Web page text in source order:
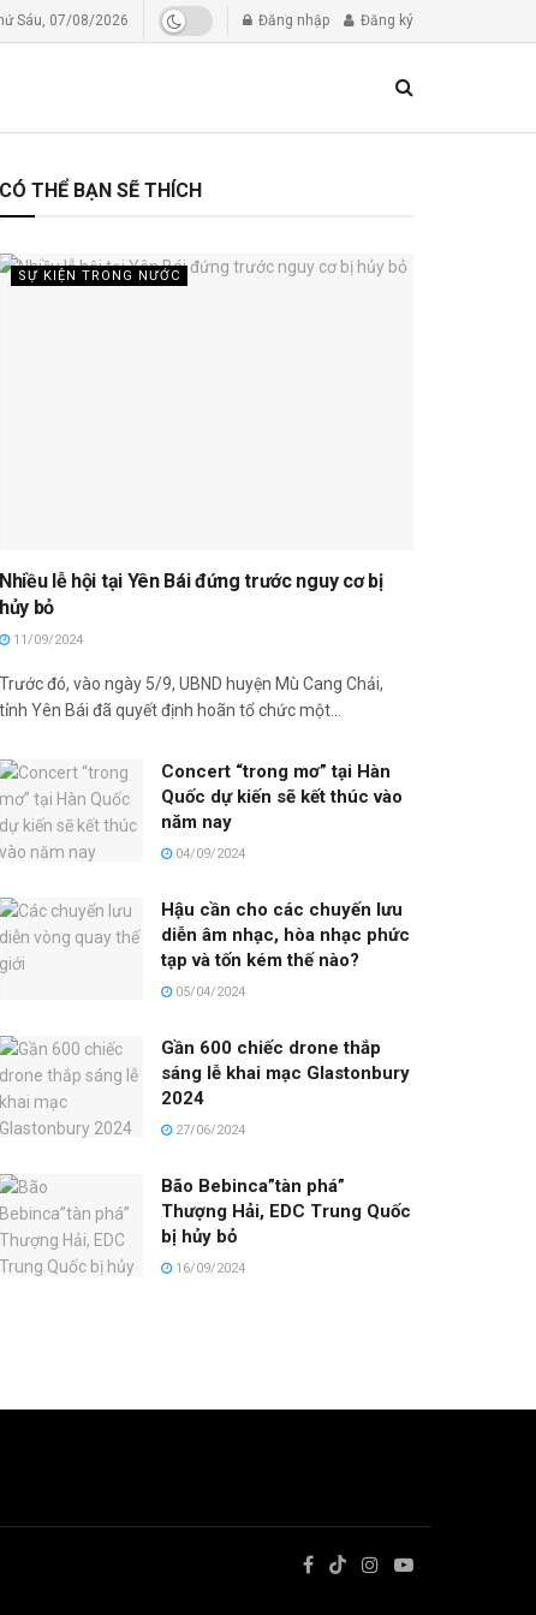
Sáu, 07/08/2026 Đăng nhập Đăng ký
CÓ THỂ BẠN SẼ THÍCH
SỰ KIỆN TRONG NƯỚC
Nhiều lễ hội tại Yên Bái đứng trước nguy cơ bị
hủy bỏ
11/09/2024
Trước đó, vào ngày 5/9, UBND huyện Mù Cang Chải,
tỉnh Yên Bái đã quyết định hoãn tổ chức một...
Concert “trong mơ” tại Hàn
Quốc dự kiến sẽ kết thúc vào
năm nay
04/09/2024
Hậu cần cho các chuyến lưu
diễn âm nhạc, hòa nhạc phức
tạp và tốn kém thế nào?
05/04/2024
Gần 600 chiếc drone thắp
sáng lễ khai mạc Glastonbury
2024
27/06/2024
Bão Bebinca”tàn phá”
Thượng Hải, EDC Trung Quốc
bị hủy bỏ
16/09/2024